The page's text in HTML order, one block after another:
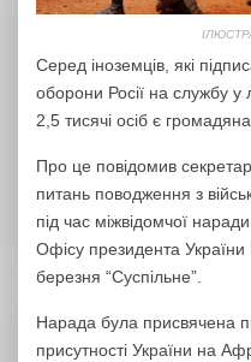
Серед іноземців, які
оборони Росії на службу у
2,5 тисячі осіб є
Про це повідомив
питань поводження з
під час міжвідомчої
Офісу президента
березня “Суспільне”.
Нарада була присвячена
присутності України на